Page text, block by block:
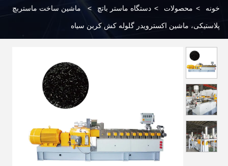
خونه > محصولات > دستگاه ماستر باتچ > ماشین ساخت ماستربچ
پلاستیکی، ماشین اکسترویدر گلوله کش کربن سیاه